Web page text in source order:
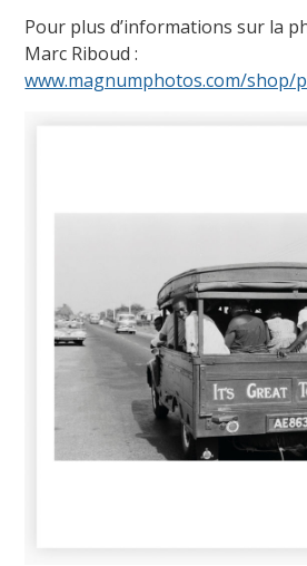
Pour plus d’informations sur la
Marc Riboud :
www.magnumphotos.com/shop/